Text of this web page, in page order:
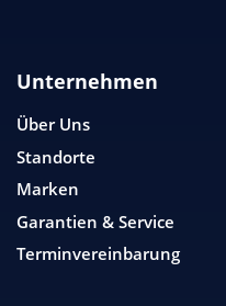
Unternehmen
Über Uns
Standorte
Marken
Garantien & Service
Terminvereinbarung